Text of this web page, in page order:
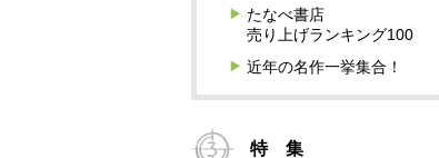
たなべ書店
売り上げランキング100
近年の名作一挙集合！
特 集